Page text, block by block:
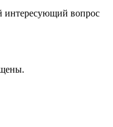
интересующий вопрос